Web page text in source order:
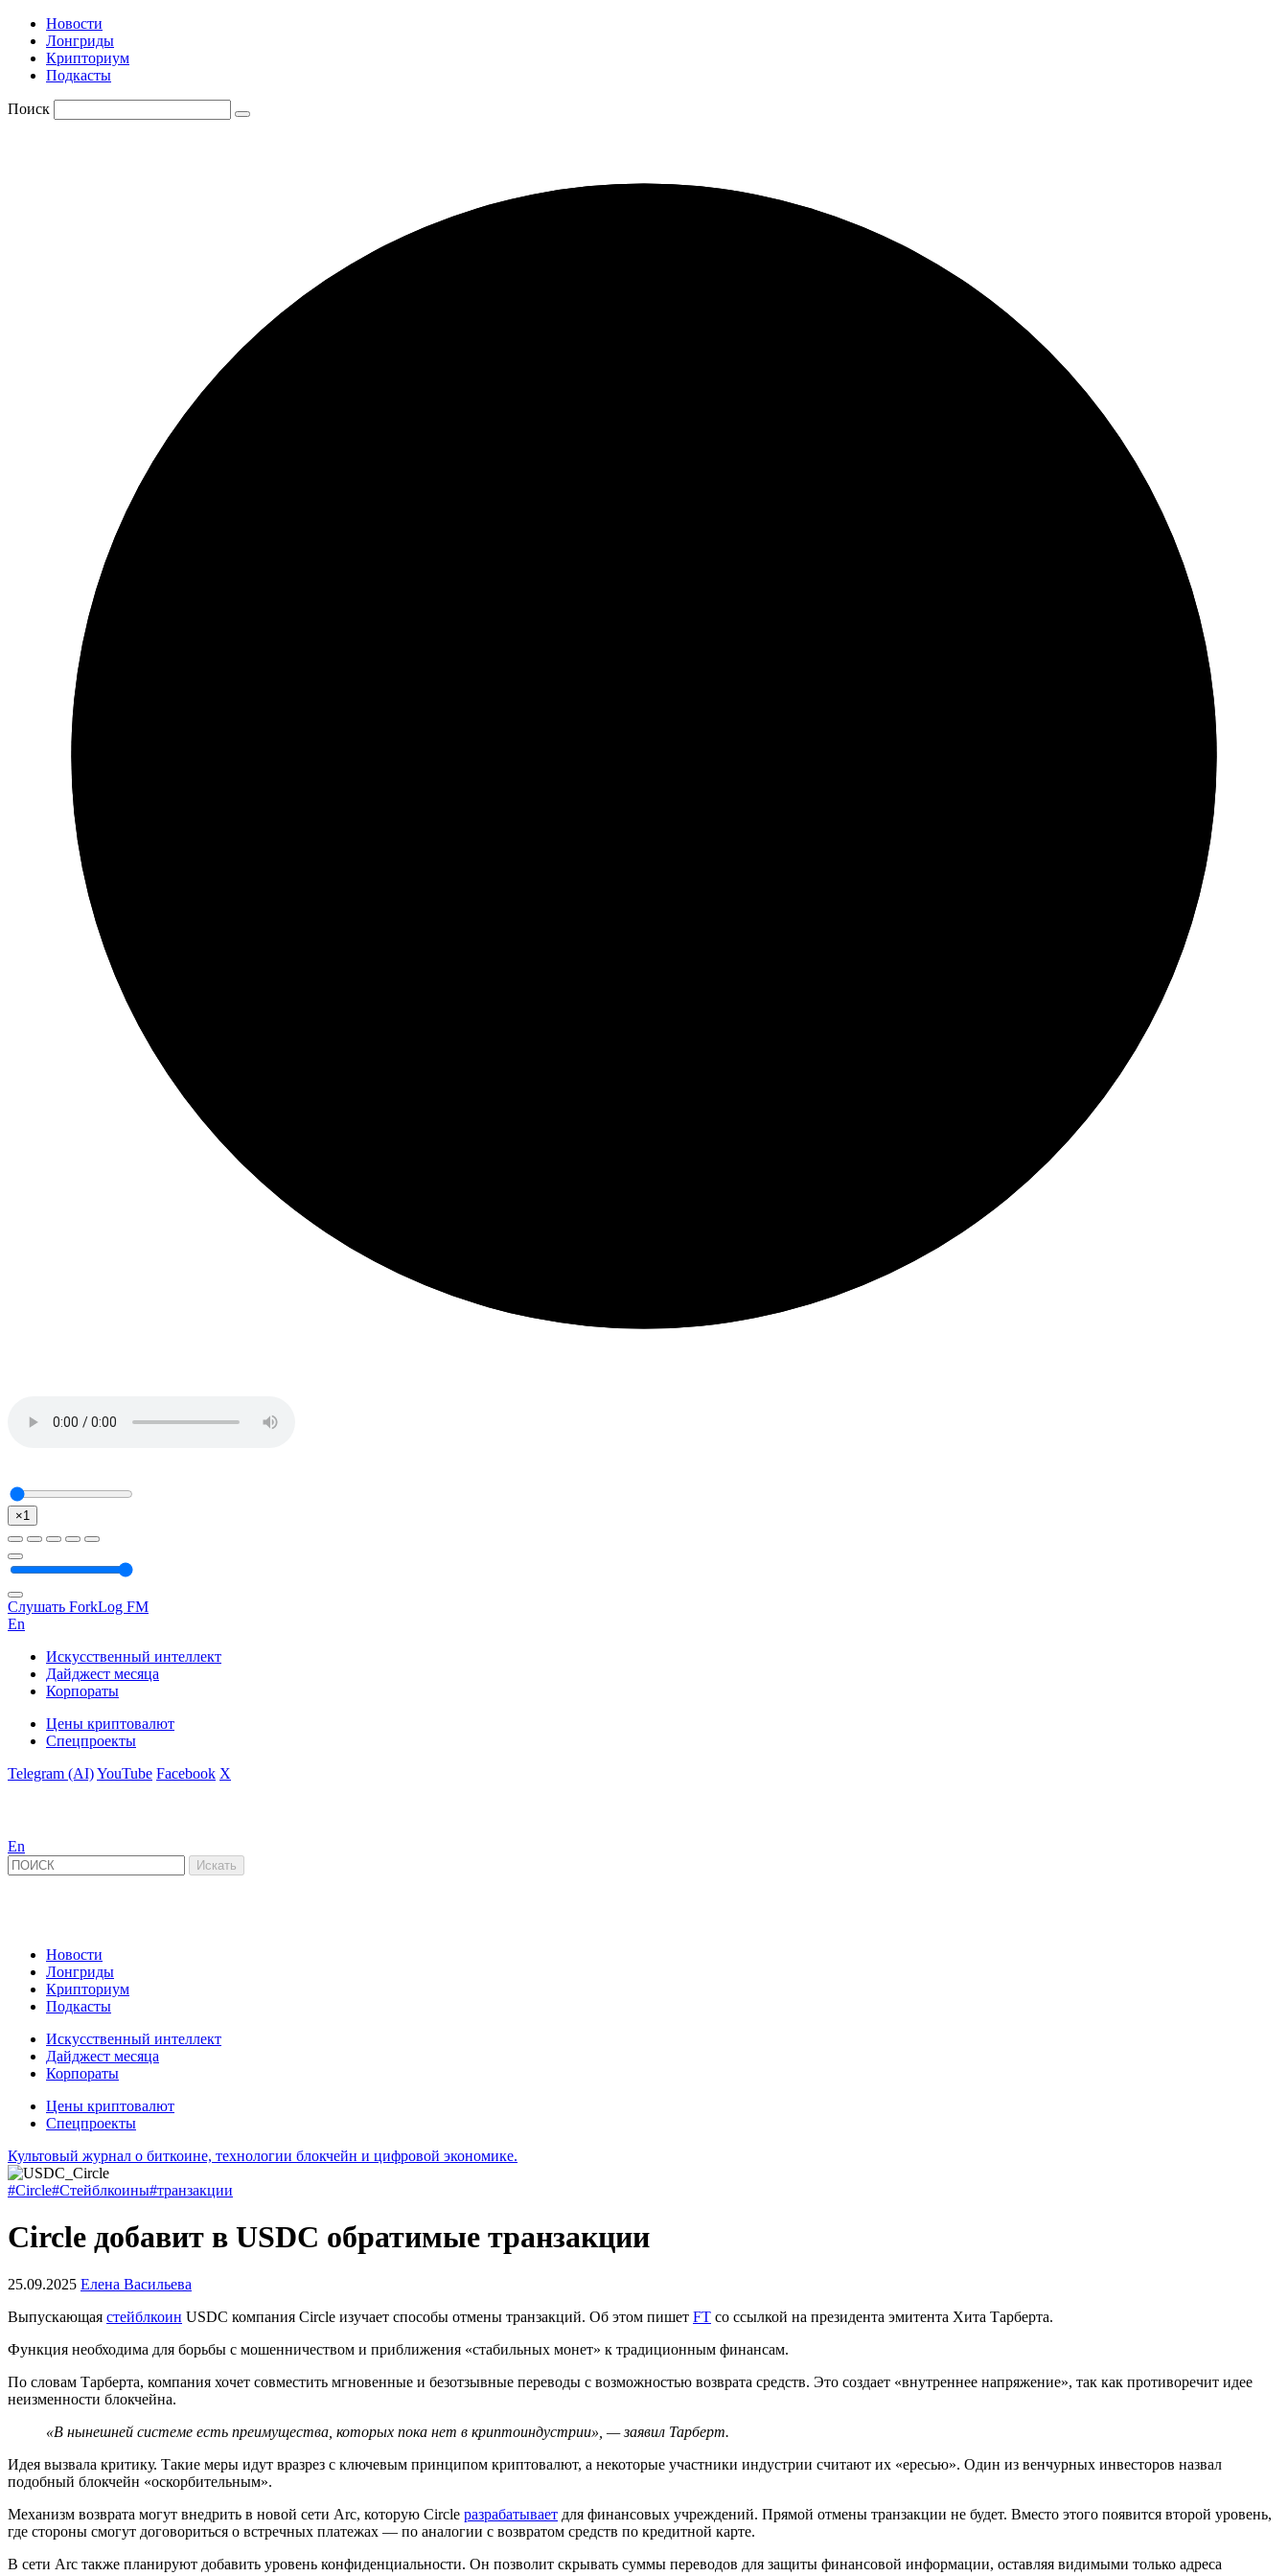
Новости
Лонгриды
Крипториум
Подкасты
Поиск
×1
Слушать ForkLog FM
En
Искусственный интеллект
Дайджест месяца
Корпораты
Цены криптовалют
Спецпроекты
Telegram (AI)YouTube Facebook X
En
Новости
Лонгриды
Крипториум
Подкасты
Искусственный интеллект
Дайджест месяца
Корпораты
Цены криптовалют
Спецпроекты
Культовый журнал о биткоине, технологии блокчейн и цифровой экономике.
#Circle#Стейблкоины#транзакции
Circle добавит в USDC обратимые транзакции
25.09.2025 Елена Васильева
Выпускающая стейблкоин USDC компания Circle изучает способы отмены транзакций. Об этом пишет FT со ссылкой на президента эмитента Хита Тарберта.
Функция необходима для борьбы с мошенничеством и приближения «стабильных монет» к традиционным финансам.
По словам Тарберта, компания хочет совместить мгновенные и безотзывные переводы с возможностью возврата средств. Это создает «внутреннее напряжение», так как противоречит идее
неизменности блокчейна.
«В нынешней системе есть преимущества, которых пока нет в криптоиндустрии», — заявил Тарберт.
Идея вызвала критику. Такие меры идут вразрез с ключевым принципом криптовалют, а некоторые участники индустрии считают их «ересью». Один из венчурных инвесторов назвал
подобный блокчейн «оскорбительным».
Механизм возврата могут внедрить в новой сети Arc, которую Circle разрабатывает для финансовых учреждений. Прямой отмены транзакции не будет. Вместо этого появится второй уровень,
где стороны смогут договориться о встречных платежах — по аналогии с возвратом средств по кредитной карте.
В сети Arc также планируют добавить уровень конфиденциальности. Он позволит скрывать суммы переводов для защиты финансовой информации, оставляя видимыми только адреса